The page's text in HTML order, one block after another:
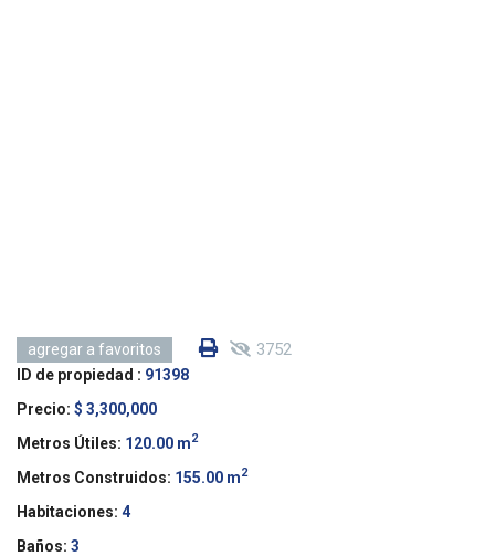
agregar a favoritos 3752
ID de propiedad : 91398
Precio: $ 3,300,000
Metros Útiles: 120.00 m2
Metros Construidos: 155.00 m2
Habitaciones: 4
Baños: 3